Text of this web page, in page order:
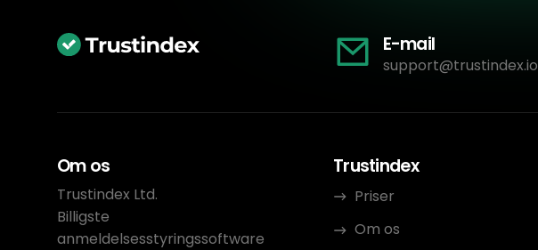
E-mail
support@trustindex.io
Om os
Trustindex Ltd.
Billigste
anmeldelsesstyringssoftware
Trustindex
Priser
Om os